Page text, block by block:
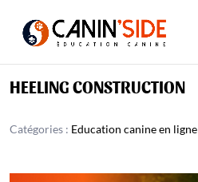
HEELING CONSTRUCTION
Catégories : Education canine en ligne